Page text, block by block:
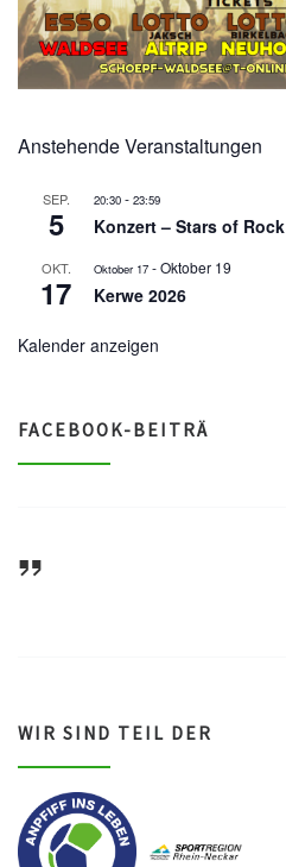
Anstehende Veranstaltungen
SEP.
5
20:30 - 23:59
Konzert – Stars of Rock
OKT.
17
Oktober 17 -Oktober 19
Kerwe 2026
Kalender anzeigen
FACEBOOK-BEITRÄ
WIR SIND TEIL DER